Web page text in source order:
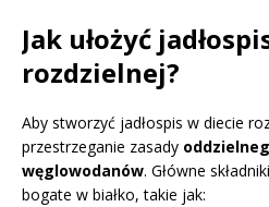
Jak ułożyć
rozdzielnej?
Aby stworzyć jadłospis w diecie
przestrzeganie zasady
węglowodanów. Główne
bogate w białko, takie jak: